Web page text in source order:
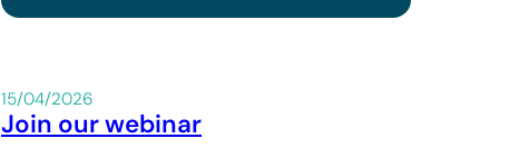
15/04/2026
Join our webinar